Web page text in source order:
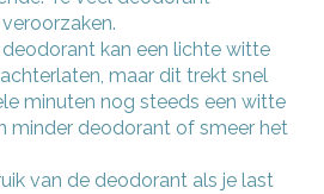
deodorant kan een lichte witte
maar dit trekt snel
minuten nog steeds een witte
minder deodorant of smeer het
van de deodorant als je last